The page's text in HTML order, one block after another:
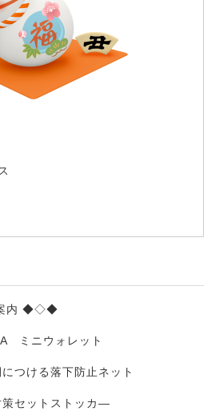
内 ◆◇◆
ミニウォレット
つける落下防止ネット
策セットストッカ―